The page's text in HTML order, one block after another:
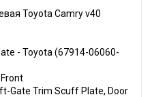
Toyota Camry v40
- Toyota (67914-06060-
Gate Trim Scuff Plate, Door